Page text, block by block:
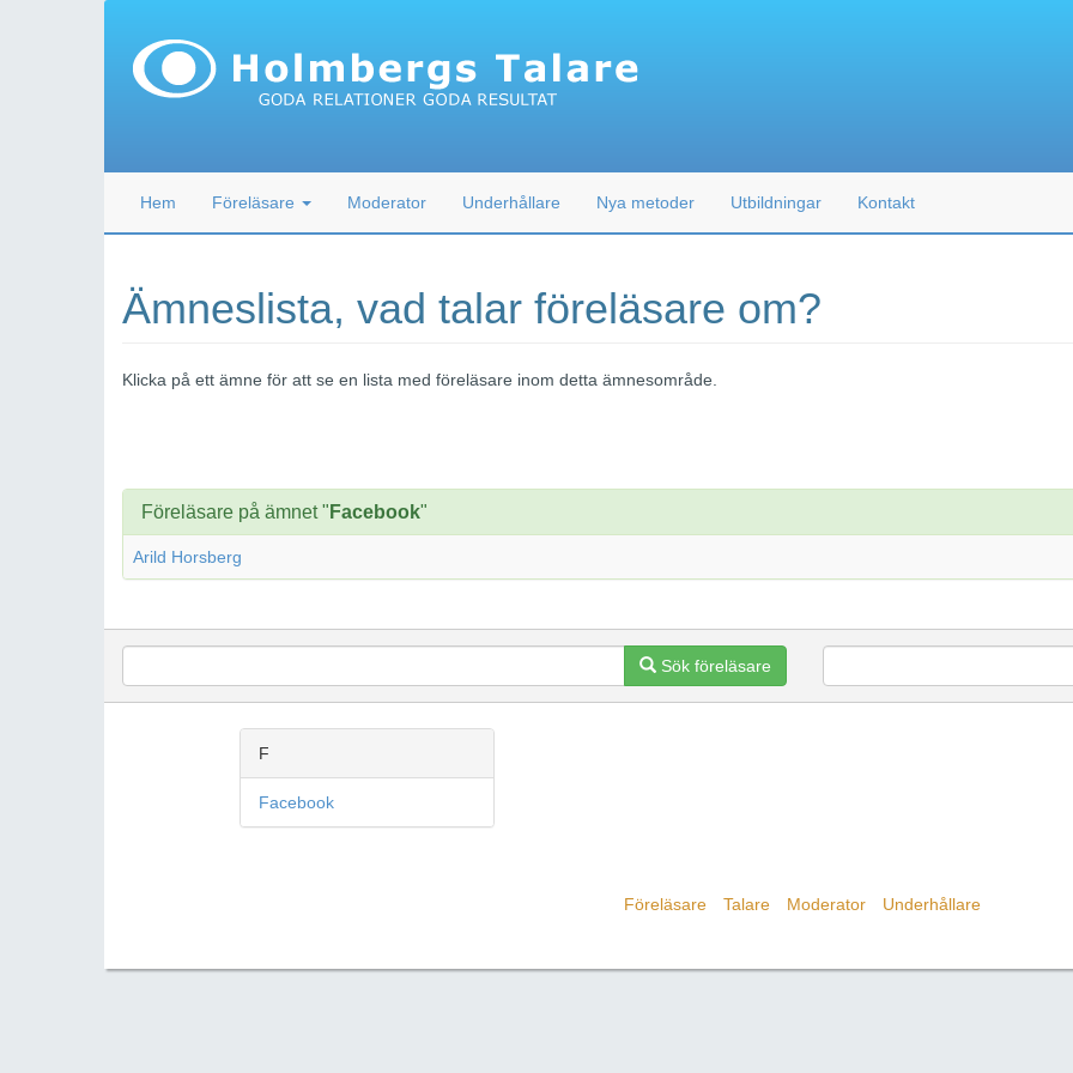
Hem Föreläsare Moderator Underhållare Nya metoder Utbildningar Kontakt
Ämneslista, vad talar föreläsare om?
Klicka på ett ämne för att se en lista med föreläsare inom detta ämnesområde.
Föreläsare på ämnet " Facebook"
Arild Horsberg
Sök föreläsare
F
Facebook
Föreläsare Talare Moderator Underhållare